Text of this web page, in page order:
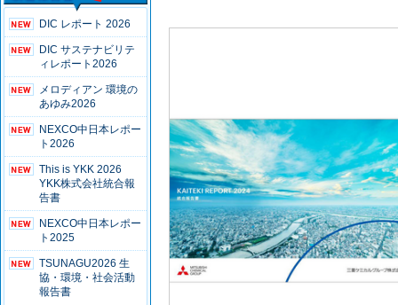
DIC レポート 2026
DIC サステナビリテ
ィレポート2026
メロディアン 環境の
あゆみ2026
NEXCO中日本レポー
ト2026
This is YKK 2026
YKK株式会社統合報
告書
NEXCO中日本レポー
ト2025
TSUNAGU2026 生
協・環境・社会活動
報告書